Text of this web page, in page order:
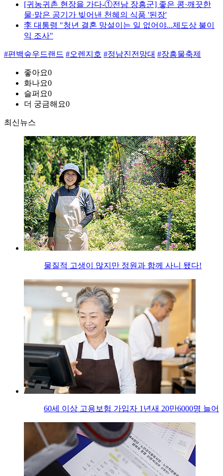
[귀농귀촌 현장을 가다-①전남 장흥군] 좋은 콩·깨끗한
물·맑은 공기가 빚어낸 천혜의 식품 '된장'
李 대통령 "청년 결혼 망설이는 일 없어야...제도상 불이
익 조사"
#편백숲우드랜드 #오렌지호 #정남진전망대 #장흥물축제
좋아요0
화나요0
슬퍼요0
더 궁금해요0
최신뉴스
물질적 고생이 많지만 정원과 함께 사니 됐다!
60세 이상 고용보험 가입자 1년새 20만6000명 늘어